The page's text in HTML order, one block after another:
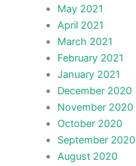
May 2021
April 2021
March 2021
February 2021
January 2021
December 2020
November 2020
October 2020
September 2020
August 2020